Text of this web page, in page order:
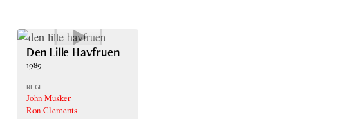
Den Lille Havfruen
1989
REGI
John Musker
Ron Clements